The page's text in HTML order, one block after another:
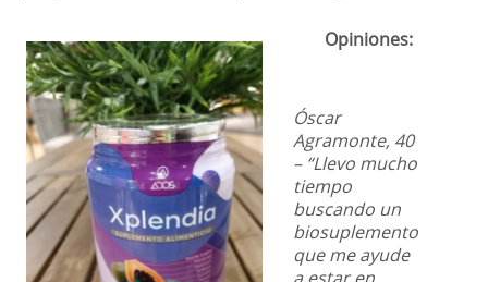
Opiniones:
Óscar
Agramonte, 40
– “Llevo mucho
tiempo
buscando un
biosuplemento
que me ayude